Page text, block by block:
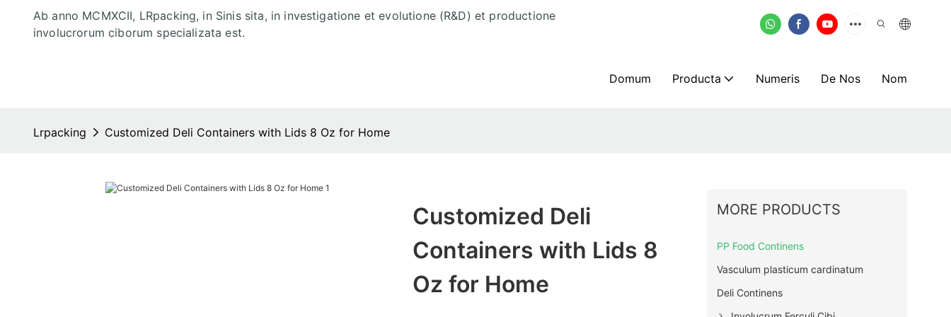
Ab anno MCMXCII, LRpacking, in Sinis sita, in investigatione et evolutione (R&D) et productione
involucrorum ciborum specializata est.
Domum Producta Numeris De Nos Nom
Lrpacking Customized Deli Containers with Lids 8 Oz for Home
Customized Deli
Containers with Lids 8
Oz for Home
MORE PRODUCTS
PP Food Continens
Vasculum plasticum cardinatum
Deli Continens